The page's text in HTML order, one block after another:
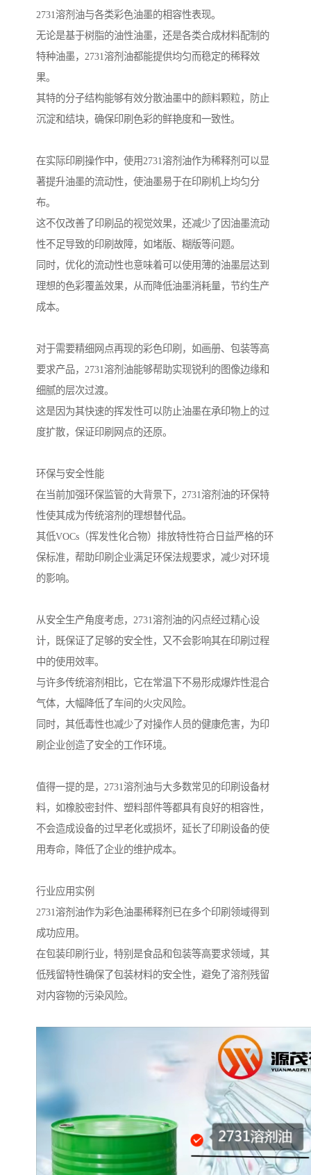
2731溶剂油与各类彩色油墨的相容性表现。
无论是基于树脂的油性油墨，还是各类合成材料配制的
特种油墨，2731溶剂油都能提供均匀而稳定的稀释效
果。
其特的分子结构能够有效分散油墨中的颜料颗粒，防止
沉淀和结块，确保印刷色彩的鲜艳度和一致性。
在实际印刷操作中，使用2731溶剂油作为稀释剂可以显
著提升油墨的流动性，使油墨易于在印刷机上均匀分
布。
这不仅改善了印刷品的视觉效果，还减少了因油墨流动
性不足导致的印刷故障，如堵版、糊版等问题。
同时，优化的流动性也意味着可以使用薄的油墨层达到
理想的色彩覆盖效果，从而降低油墨消耗量，节约生产
成本。
对于需要精细网点再现的彩色印刷，如画册、包装等高
要求产品，2731溶剂油能够帮助实现锐利的图像边缘和
细腻的层次过渡。
这是因为其快速的挥发性可以防止油墨在承印物上的过
度扩散，保证印刷网点的还原。
环保与安全性能
在当前加强环保监管的大背景下，2731溶剂油的环保特
性使其成为传统溶剂的理想替代品。
其低VOCs（挥发性化合物）排放特性符合日益严格的环
保标准，帮助印刷企业满足环保法规要求，减少对环境
的影响。
从安全生产角度考虑，2731溶剂油的闪点经过精心设
计，既保证了足够的安全性，又不会影响其在印刷过程
中的使用效率。
与许多传统溶剂相比，它在常温下不易形成爆炸性混合
气体，大幅降低了车间的火灾风险。
同时，其低毒性也减少了对操作人员的健康危害，为印
刷企业创造了安全的工作环境。
值得一提的是，2731溶剂油与大多数常见的印刷设备材
料，如橡胶密封件、塑料部件等都具有良好的相容性，
不会造成设备的过早老化或损坏，延长了印刷设备的使
用寿命，降低了企业的维护成本。
行业应用实例
2731溶剂油作为彩色油墨稀释剂已在多个印刷领域得到
成功应用。
在包装印刷行业，特别是食品和包装等高要求领域，其
低残留特性确保了包装材料的安全性，避免了溶剂残留
对内容物的污染风险。